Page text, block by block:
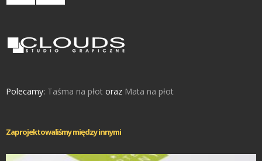
Polecamy: Taśma na płot oraz Mata na płot
Zaprojektowaliśmy między innymi